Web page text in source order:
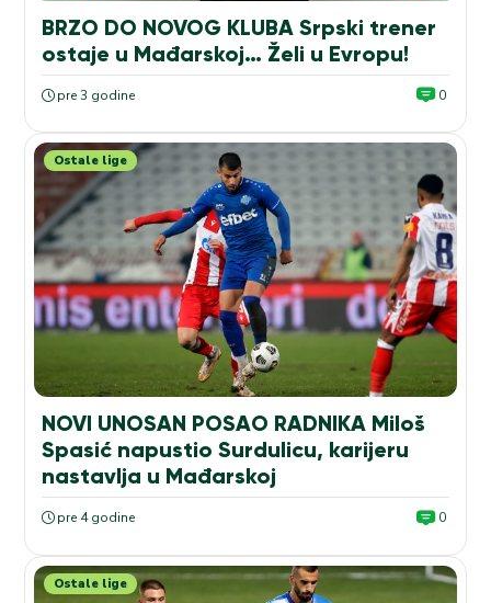
BRZO DO NOVOG KLUBA Srpski trener
ostaje u Mađarskoj… Želi u Evropu!
pre 3 godine 0
Ostale lige
NOVI UNOSAN POSAO RADNIKA Miloš
Spasić napustio Surdulicu, karijeru
nastavlja u Mađarskoj
pre 4 godine 0
Ostale lige